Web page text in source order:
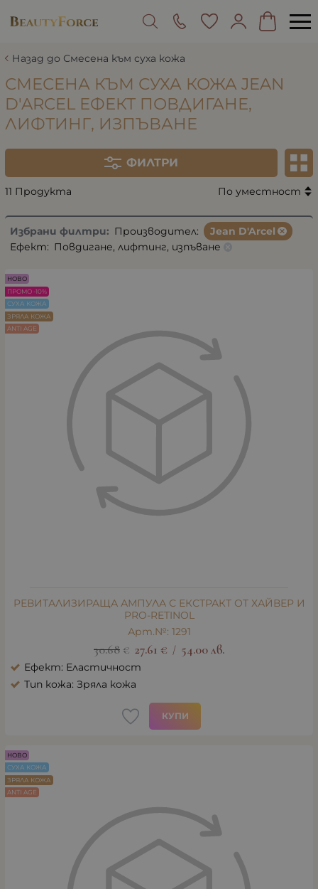
Назад до Смесена към суха кожа
СМЕСЕНА КЪМ СУХА КОЖА JEAN
D'ARCEL ЕФЕКТ ПОВДИГАНЕ,
ЛИФТИНГ, ИЗПЪВАНЕ
ФИЛТРИ
11 Продукта По уместност
Избрани филтри: Производител:
Jean D'Arcel
Ефект: Повдигане, лифтинг, изпъване
РЕВИТАЛИЗИРАЩА АМПУЛА С ЕКСТРАКТ ОТ ХАЙВЕР И
PRO-RETINOL
Арт.№: 1291
30.68 € 27.61 € / 54.00лв.
Ефект: Еластичност
Тип кожа: Зряла кожа
КУПИ
НОВО
ПРОМО -10%
СУХА КОЖА
ЗРЯЛА КОЖА
ANTI AGE
НОВО
СУХА КОЖА
ЗРЯЛА КОЖА
ANTI AGE